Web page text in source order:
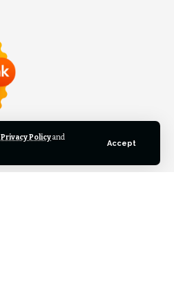
Privacy Policyand
Accept